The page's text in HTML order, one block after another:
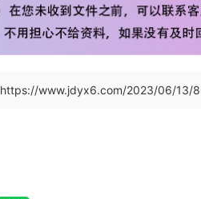
https://www.jdyx6.com/2023/06/13/